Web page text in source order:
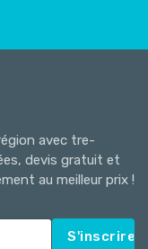
avec tre-
devis gratuit et
au meilleur prix !
S'inscrire